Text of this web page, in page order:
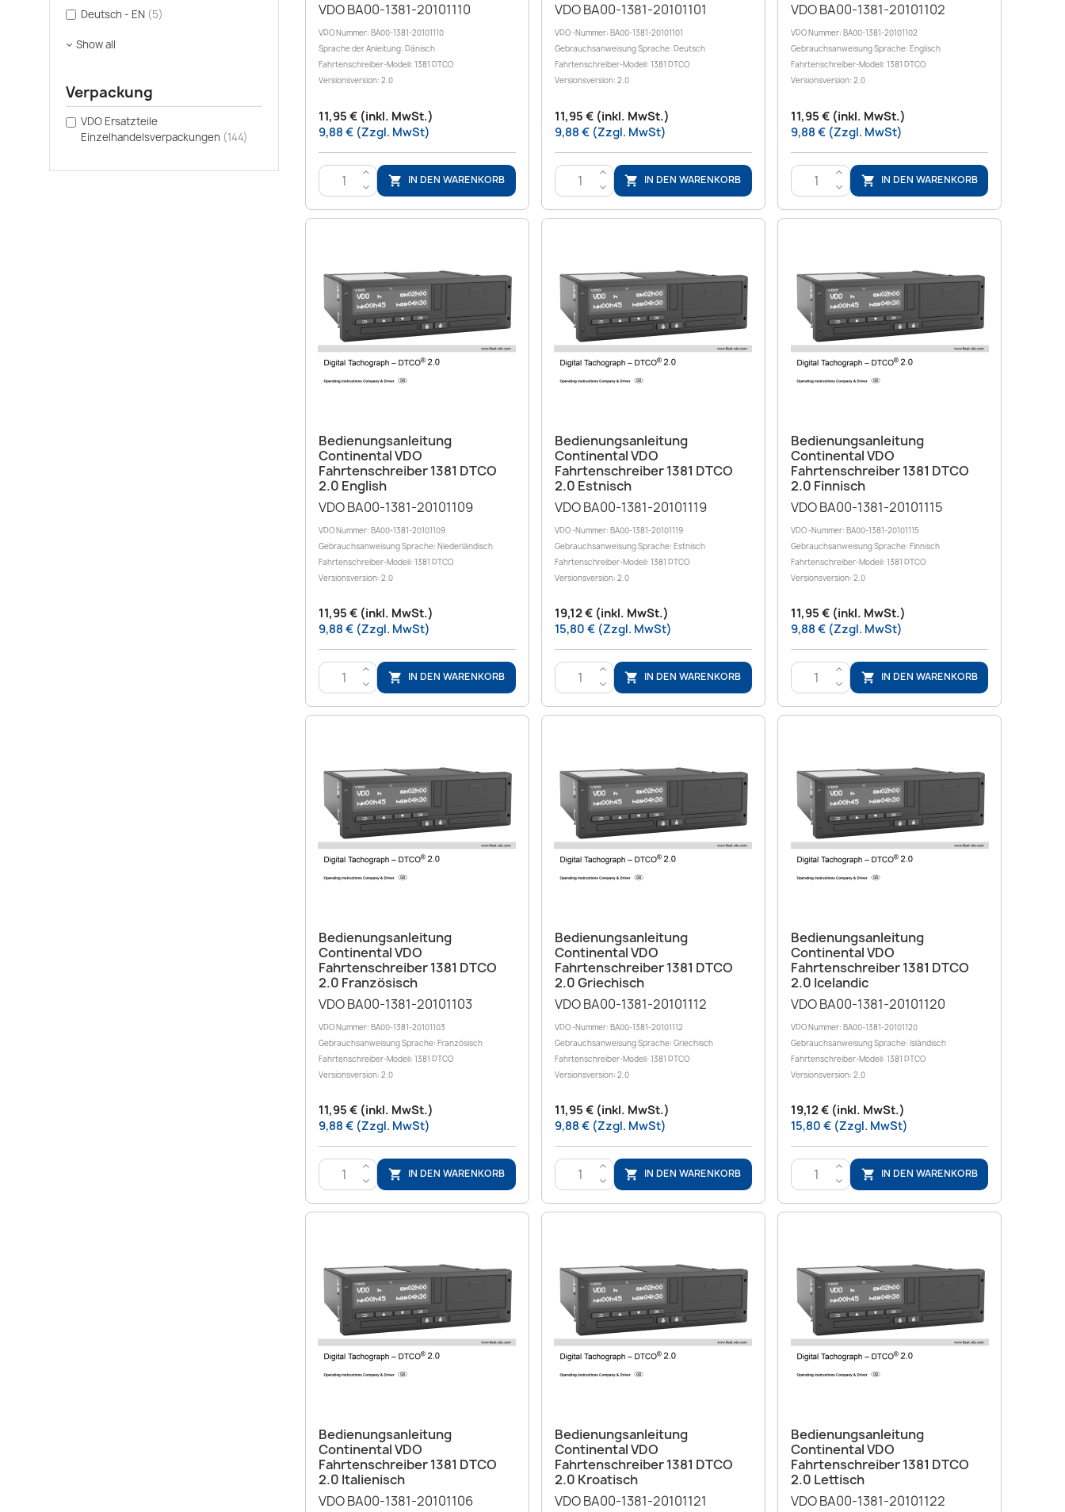
Deutsch - EN (5)
Show all
Verpackung
VDO Ersatzteile
Einzelhandelsverpackungen (144)
VDO BA00-1381-20101110
VDO Nummer: BA00-1381-20101110
Sprache der Anleitung: Dänisch
Fahrtenschreiber-Modell: 1381 DTCO
Versionsversion: 2.0
11,95 € (inkl. MwSt.)
9,88 € (Zzgl. MwSt)
>
<
 IN DEN WARENKORB
VDO BA00-1381-20101101
VDO -Nummer: BA00-1381-20101101
Gebrauchsanweisung Sprache: Deutsch
Fahrtenschreiber-Modell: 1381 DTCO
Versionsversion: 2.0
11,95 € (inkl. MwSt.)
9,88 € (Zzgl. MwSt)
>
<
 IN DEN WARENKORB
VDO BA00-1381-20101102
VDO Nummer: BA00-1381-20101102
Gebrauchsanweisung Sprache: Englisch
Fahrtenschreiber-Modell: 1381 DTCO
Versionsversion: 2.0
11,95 € (inkl. MwSt.)
9,88 € (Zzgl. MwSt)
>
<
 IN DEN WARENKORB
Vorschau
Bedienungsanleitung
Continental VDO
Fahrtenschreiber 1381 DTCO
2.0 English
VDO BA00-1381-20101109
VDO Nummer: BA00-1381-20101109
Gebrauchsanweisung Sprache: Niederländisch
Fahrtenschreiber-Modell: 1381 DTCO
Versionsversion: 2.0
11,95 € (inkl. MwSt.)
9,88 € (Zzgl. MwSt)
>
<
 IN DEN WARENKORB
Vorschau
Bedienungsanleitung
Continental VDO
Fahrtenschreiber 1381 DTCO
2.0 Estnisch
VDO BA00-1381-20101119
VDO -Nummer: BA00-1381-20101119
Gebrauchsanweisung Sprache: Estnisch
Fahrtenschreiber-Modell: 1381 DTCO
Versionsversion: 2.0
19,12 € (inkl. MwSt.)
15,80 € (Zzgl. MwSt)
>
<
 IN DEN WARENKORB
Vorschau
Bedienungsanleitung
Continental VDO
Fahrtenschreiber 1381 DTCO
2.0 Finnisch
VDO BA00-1381-20101115
VDO -Nummer: BA00-1381-20101115
Gebrauchsanweisung Sprache: Finnisch
Fahrtenschreiber-Modell: 1381 DTCO
Versionsversion: 2.0
11,95 € (inkl. MwSt.)
9,88 € (Zzgl. MwSt)
>
<
 IN DEN WARENKORB
Vorschau
Bedienungsanleitung
Continental VDO
Fahrtenschreiber 1381 DTCO
2.0 Französisch
VDO BA00-1381-20101103
VDO Nummer: BA00-1381-20101103
Gebrauchsanweisung Sprache: Französisch
Fahrtenschreiber-Modell: 1381 DTCO
Versionsversion: 2.0
11,95 € (inkl. MwSt.)
9,88 € (Zzgl. MwSt)
>
<
 IN DEN WARENKORB
Vorschau
Bedienungsanleitung
Continental VDO
Fahrtenschreiber 1381 DTCO
2.0 Griechisch
VDO BA00-1381-20101112
VDO -Nummer: BA00-1381-20101112
Gebrauchsanweisung Sprache: Griechisch
Fahrtenschreiber-Modell: 1381 DTCO
Versionsversion: 2.0
11,95 € (inkl. MwSt.)
9,88 € (Zzgl. MwSt)
>
<
 IN DEN WARENKORB
Vorschau
Bedienungsanleitung
Continental VDO
Fahrtenschreiber 1381 DTCO
2.0 Icelandic
VDO BA00-1381-20101120
VDO Nummer: BA00-1381-20101120
Gebrauchsanweisung Sprache: Isländisch
Fahrtenschreiber-Modell: 1381 DTCO
Versionsversion: 2.0
19,12 € (inkl. MwSt.)
15,80 € (Zzgl. MwSt)
>
<
 IN DEN WARENKORB
Vorschau
Bedienungsanleitung
Continental VDO
Fahrtenschreiber 1381 DTCO
2.0 Italienisch
VDO BA00-1381-20101106
Vorschau
Bedienungsanleitung
Continental VDO
Fahrtenschreiber 1381 DTCO
2.0 Kroatisch
VDO BA00-1381-20101121
Vorschau
Bedienungsanleitung
Continental VDO
Fahrtenschreiber 1381 DTCO
2.0 Lettisch
VDO BA00-1381-20101122